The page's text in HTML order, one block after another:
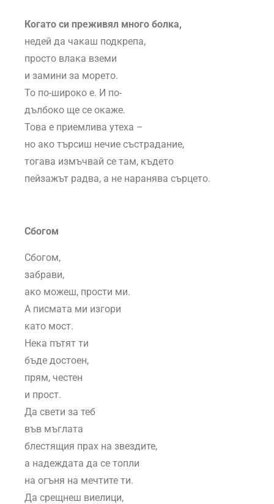
Когато си преживял много болка,
недей да чакаш подкрепа,
просто влака вземи
и замини за морето.
То по-широко е. И по-
дълбоко ще се окаже.
Това е приемлива утеха –
но ако търсиш нечие състрадание,
тогава измъчвай се там, където
пейзажът радва, а не наранява сърцето.
Сбогом
Сбогом,
забрави,
ако можеш, прости ми.
А писмата ми изгори
като мост.
Нека пътят ти
бъде достоен,
прям, честен
и прост.
Да свети за теб
във мъглата
блестящия прах на звездите,
а надеждата да се топли
на огъня на мечтите ти.
Да срещнеш виелици,